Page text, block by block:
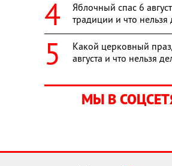
Яблочный спас 6
традиции и что нельзя
Какой церковный
августа и что нельзя
МЫ В